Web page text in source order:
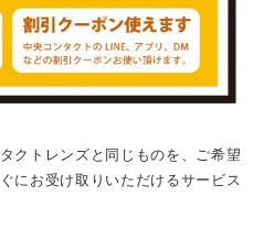
クトレンズと同じものを、ご希望
にお受け取りいただけるサービス